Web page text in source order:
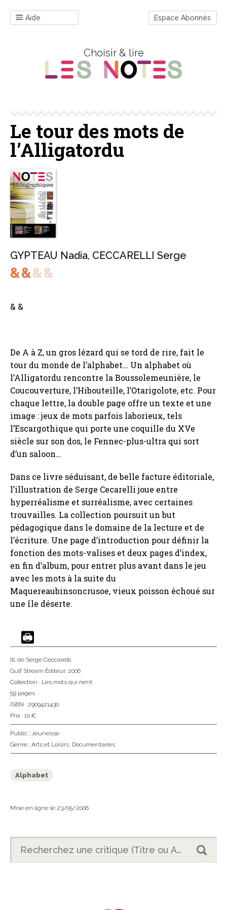
Aide Espace Abonnés
Choisir & lire
Le tour des mots de
l’Alligatordu
GYPTEAU Nadia, CECCARELLI Serge
& &
De A à Z, un gros lézard qui se tord de rire, fait le
tour du monde de l’alphabet… Un alphabet où
l’Alligatordu rencontre la Boussolemeunière, le
Coucouverture, l’Hibouteille, l’Otarigolote, etc. Pour
chaque lettre, la double page offre un texte et une
image : jeux de mots parfois laborieux, tels
l’Escargothique qui porte une coquille du XVe
siècle sur son dos, le Fennec-plus-ultra qui sort
d’un saloon…
Dans ce livre séduisant, de belle facture éditoriale,
l’illustration de Serge Cecarelli joue entre
hyperréalisme et surréalisme, avec certaines
trouvailles. La collection poursuit un but
pédagogique dans le domaine de la lecture et de
l’écriture. Une page d’introduction pour définir la
fonction des mots-valises et deux pages d’index,
en fin d’album, pour entrer plus avant dans le jeu
avec les mots à la suite du
Maquereaubinsoncrusoe, vieux poisson échoué sur
une île déserte.
Ill. de Serge Ceccarelli.
Gulf Stream Éditeur, 2006
Collection : Les mots qui rient
59 pages
ISBN : 2909421430
Prix : 10 €
Public : Jeunesse
Genre : Arts et Loisirs, Documentaires
Alphabet
Mise en ligne le 23/05/2006